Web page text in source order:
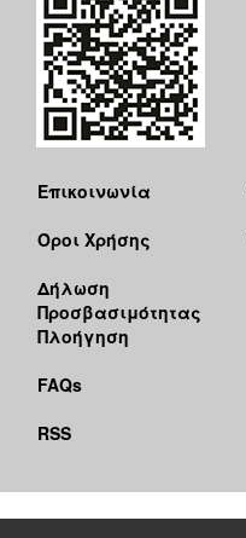
Επικοινωνία
Όροι Χρήσης
Δήλωση
Προσβασιμότητας
Πλοήγηση
FAQs
RSS